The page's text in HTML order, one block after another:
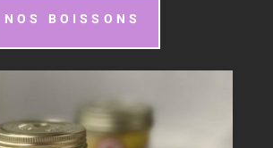
NOS BOISSONS